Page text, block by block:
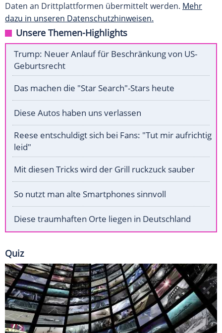
Daten an Drittplattformen übermittelt werden. Mehr
dazu in unseren Datenschutzhinweisen.
Unsere Themen-Highlights
Trump: Neuer Anlauf für Beschränkung von US-
Geburtsrecht
Das machen die "Star Search"-Stars heute
Diese Autos haben uns verlassen
Reese entschuldigt sich bei Fans: "Tut mir aufrichtig
leid"
Mit diesen Tricks wird der Grill ruckzuck sauber
So nutzt man alte Smartphones sinnvoll
Diese traumhaften Orte liegen in Deutschland
Quiz